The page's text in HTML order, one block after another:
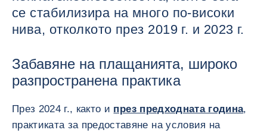
се стабилизира на много по-високи
нива, отколкото през 2019 г. и 2023 г.
Забавяне на плащанията, широко
разпространена практика
През 2024 г., както и през предходната година,
практиката за предоставяне на условия на